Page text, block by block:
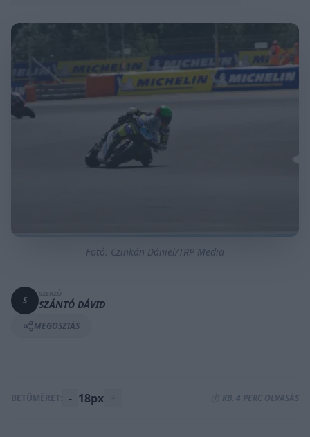
Fotó: Czinkán Dániel/TRP Media
S SZÁNTÓ DÁVID
MEGOSZTÁS
BETŰMÉRET: - 18px + ⏱️ KB. 4 PERC OLVASÁS